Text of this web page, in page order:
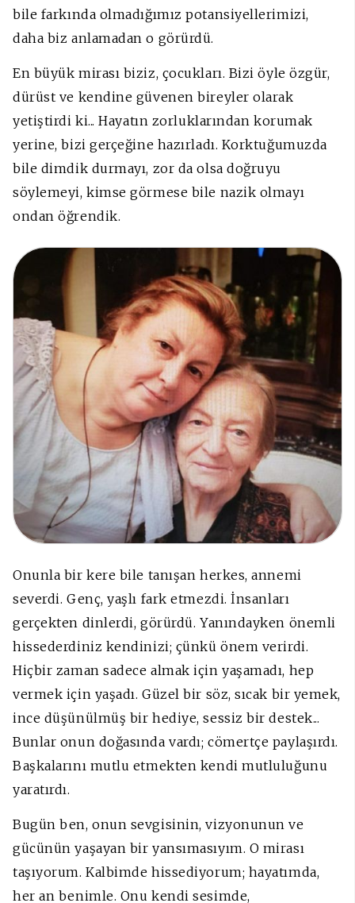
bile farkında olmadığımız potansiyellerimizi,
daha biz anlamadan o görürdü.
En büyük mirası biziz, çocukları. Bizi öyle özgür,
dürüst ve kendine güvenen bireyler olarak
yetiştirdi ki... Hayatın zorluklarından korumak
yerine, bizi gerçeğine hazırladı. Korktuğumuzda
bile dimdik durmayı, zor da olsa doğruyu
söylemeyi, kimse görmese bile nazik olmayı
ondan öğrendik.
Onunla bir kere bile tanışan herkes, annemi
severdi. Genç, yaşlı fark etmezdi. İnsanları
gerçekten dinlerdi, görürdü. Yanındayken önemli
hissederdiniz kendinizi; çünkü önem verirdi.
Hiçbir zaman sadece almak için yaşamadı, hep
vermek için yaşadı. Güzel bir söz, sıcak bir yemek,
ince düşünülmüş bir hediye, sessiz bir destek...
Bunlar onun doğasında vardı; cömertçe paylaşırdı.
Başkalarını mutlu etmekten kendi mutluluğunu
yaratırdı.
Bugün ben, onun sevgisinin, vizyonunun ve
gücünün yaşayan bir yansımasıyım. O mirası
taşıyorum. Kalbimde hissediyorum; hayatımda,
her an benimle. Onu kendi sesimde,